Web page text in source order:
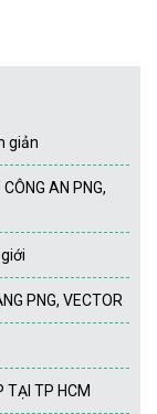
giản
AN PNG,
PNG, VECTOR
TẠI TP HCM